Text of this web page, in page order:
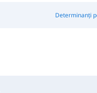
Determinanți